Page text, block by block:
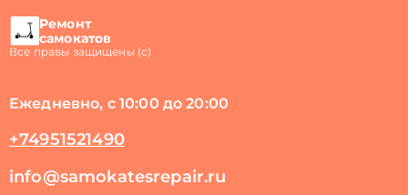
Ремонт
самокатов
Все правы защищены (с)
Ежедневно, с 10:00 до 20:00
+74951521490
info@samokatesrepair.ru